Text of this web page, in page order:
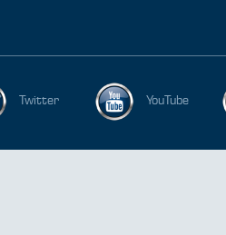
Twitter YouTube